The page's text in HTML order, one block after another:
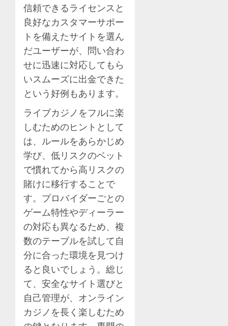
信頼できるライセンスと
良好なカスタマーサポー
トを備えたサイトを選ん
だユーザーが、問い合わ
せに迅速に対応してもら
いスムーズに出金できた
という好例もあります。
ライブカジノをフルに楽
しむためのヒントとして
は、ルールをあらかじめ
学び、低リスクのベット
で慣れてから高リスクの
賭けに移行することで
す。プロバイダーごとの
ゲーム特性やディーラー
の対応も異なるため、複
数のテーブルを試して自
分に合った環境を見つけ
ると良いでしょう。総じ
て、安全なサイト選びと
自己管理が、オンライン
カジノを長く楽しむため